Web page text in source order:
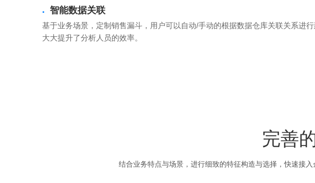
● 智能数据关联
基于业务场景，定制销售漏斗，用户可以自动/手动的根据数据仓库关联关系进行
大大提升了分析人员的效率。
完善
结合业务特点与场景，进行细致的特征构造与选择，快速接